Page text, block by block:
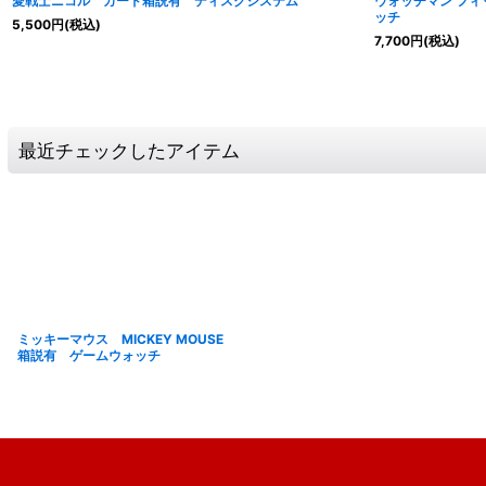
5,500円(税込)
ッチ
7,700円(税込)
最近チェックしたアイテム
ミッキーマウス MICKEY MOUSE
箱説有 ゲームウォッチ